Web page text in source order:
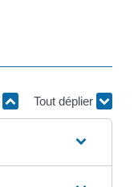
Tout déplier